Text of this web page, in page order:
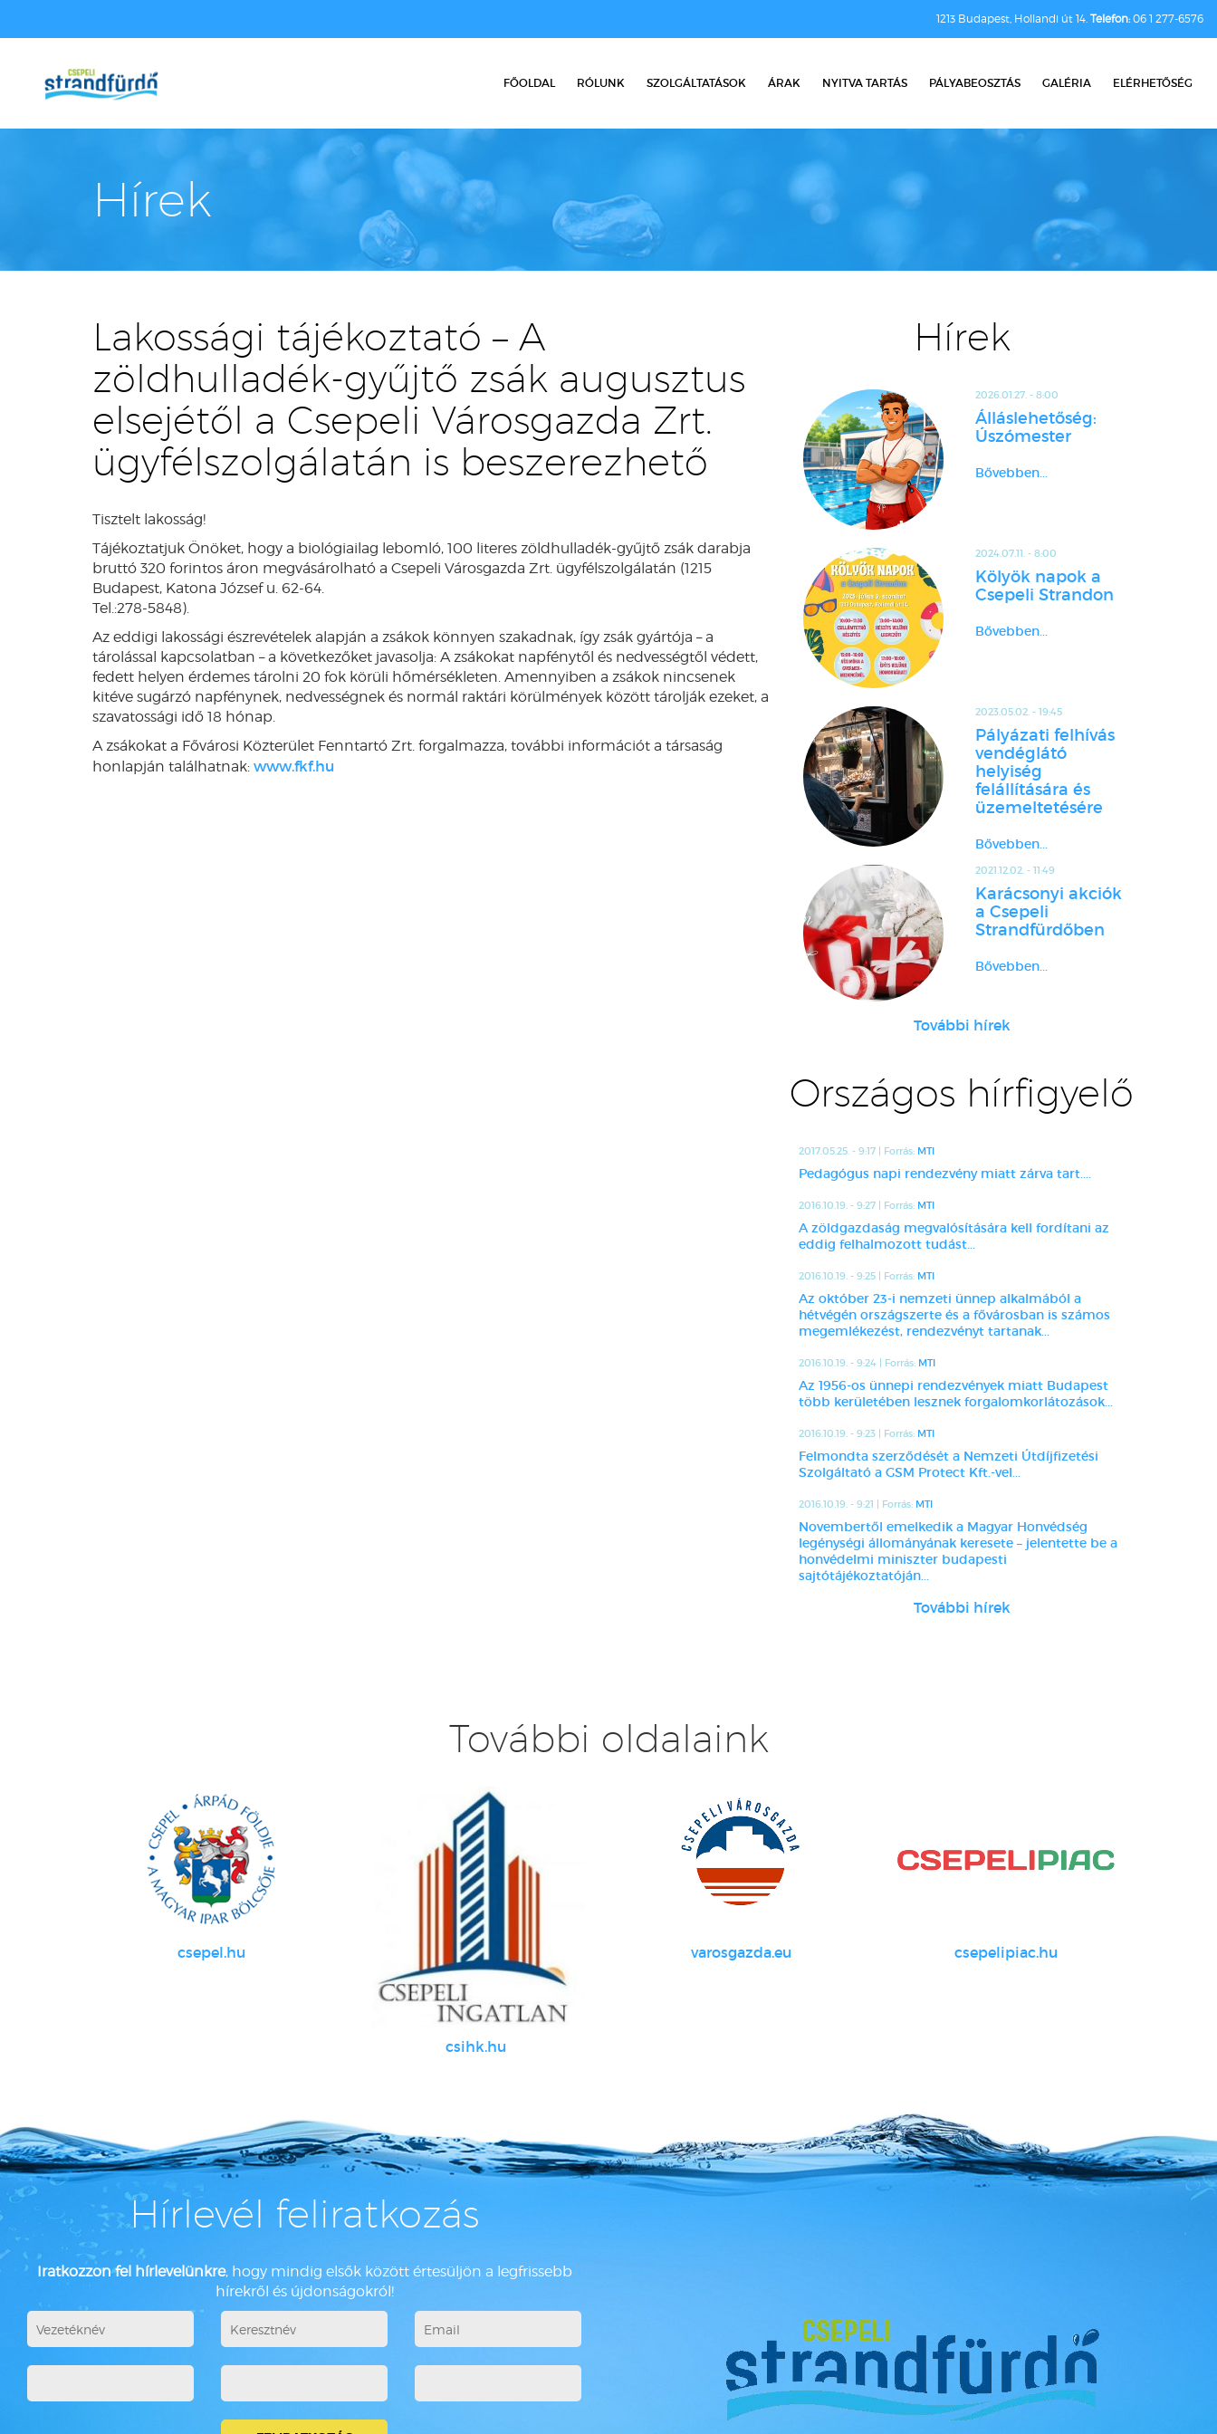
1213 Budapest, Hollandi út 14. Telefon:06 1 277-6576
FŐOLDAL RÓLUNK SZOLGÁLTATÁSOK ÁRAK NYITVA TARTÁS PÁLYABEOSZTÁS GALÉRIA ELÉRHETŐSÉG
Hírek
Lakossági tájékoztató – A
zöldhulladék-gyűjtő zsák augusztus
elsejétől a Csepeli Városgazda Zrt.
ügyfélszolgálatán is beszerezhető
Tisztelt lakosság!
Tájékoztatjuk Önöket, hogy a biológiailag lebomló, 100 literes zöldhulladék-gyűjtő zsák darabja
bruttó 320 forintos áron megvásárolható a Csepeli Városgazda Zrt. ügyfélszolgálatán (1215
Budapest, Katona József u. 62-64.
Tel.:278-5848).
Az eddigi lakossági észrevételek alapján a zsákok könnyen szakadnak, így zsák gyártója – a
tárolással kapcsolatban – a következőket javasolja: A zsákokat napfénytől és nedvességtől védett,
fedett helyen érdemes tárolni 20 fok körüli hőmérsékleten. Amennyiben a zsákok nincsenek
kitéve sugárzó napfénynek, nedvességnek és normál raktári körülmények között tárolják ezeket, a
szavatossági idő 18 hónap.
A zsákokat a Fővárosi Közterület Fenntartó Zrt. forgalmazza, további információt a társaság
honlapján találhatnak: www.fkf.hu
Hírek
2026.01.27. - 8:00
Álláslehetőség:
Úszómester
Bővebben...
2024.07.11. - 8:00
Kölyök napok a
Csepeli Strandon
Bővebben...
2023.05.02. - 19:45
Pályázati felhívás
vendéglátó
helyiség
felállítására és
üzemeltetésére
Bővebben...
2021.12.02. - 11:49
Karácsonyi akciók
a Csepeli
Strandfürdőben
Bővebben...
További hírek
Országos hírfigyelő
2017.05.25. - 9:17 | Forrás: MTI
Pedagógus napi rendezvény miatt zárva tart....
2016.10.19. - 9:27 | Forrás: MTI
A zöldgazdaság megvalósítására kell fordítani az
eddig felhalmozott tudást...
2016.10.19. - 9:25 | Forrás: MTI
Az október 23-i nemzeti ünnep alkalmából a
hétvégén országszerte és a fővárosban is számos
megemlékezést, rendezvényt tartanak...
2016.10.19. - 9:24 | Forrás: MTI
Az 1956-os ünnepi rendezvények miatt Budapest
több kerületében lesznek forgalomkorlátozások...
2016.10.19. - 9:23 | Forrás: MTI
Felmondta szerződését a Nemzeti Útdíjfizetési
Szolgáltató a GSM Protect Kft.-vel...
2016.10.19. - 9:21 | Forrás: MTI
Novembertől emelkedik a Magyar Honvédség
legénységi állományának keresete – jelentette be a
honvédelmi miniszter budapesti
sajtótájékoztatóján...
További hírek
További oldalaink
csepel.hu
csihk.hu
varosgazda.eu csepelipiac.hu
Hírlevél feliratkozás
Iratkozzon fel hírlevelünkre, hogy mindig elsők között értesüljön a legfrissebb
hírekről és újdonságokról!